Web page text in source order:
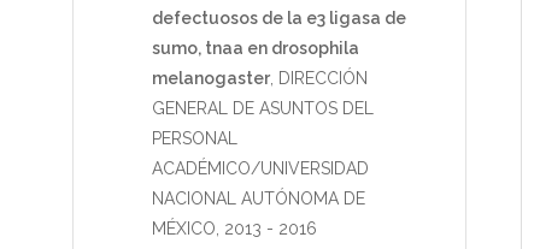
defectuosos de la e3 ligasa de
sumo, tnaa en drosophila
melanogaster, DIRECCIÓN
GENERAL DE ASUNTOS DEL
PERSONAL
ACADÉMICO/UNIVERSIDAD
NACIONAL AUTÓNOMA DE
MÉXICO, 2013 - 2016